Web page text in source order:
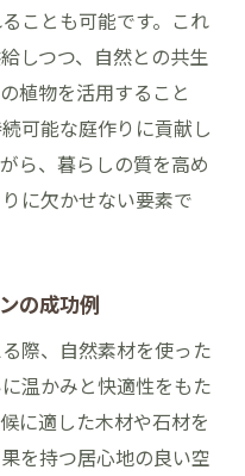
ことも可能です。これ
しつつ、自然との共生
植物を活用すること
可能な庭作りに貢献し
ら、暮らしの質を高め
に欠かせない要素で
の成功例
際、自然素材を使った
温かみと快適性をもた
に適した木材や石材を
を持つ居心地の良い空